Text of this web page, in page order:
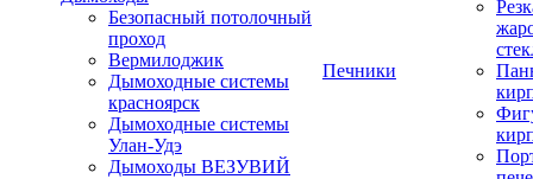
Безопасный потолочный
проход
Вермилоджик
Дымоходные системы
красноярск
Дымоходные системы
Улан-Удэ
Дымоходы ВЕЗУВИЙ
Печники